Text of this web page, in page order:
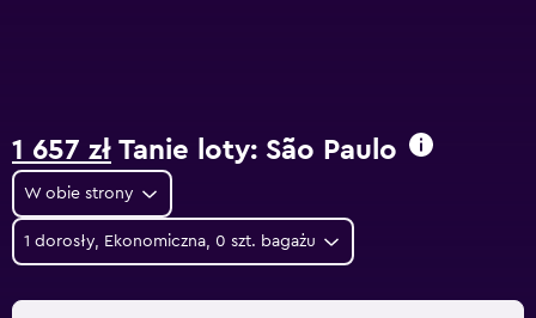
1 657 zł Tanie loty: São Paulo
W obie strony
1 dorosły, Ekonomiczna, 0 szt. bagażu